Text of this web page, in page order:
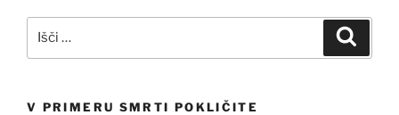
V PRIMERU SMRTI POKLIČITE